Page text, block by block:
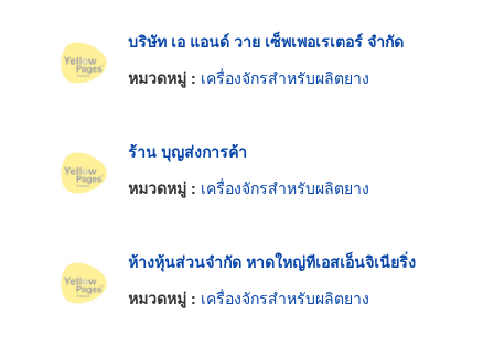
บริษัท เอ แอนด์ วาย เซ็พเพอเรเตอร์ จำกัด
หมวดหมู่ : เครื่องจักรสำหรับผลิตยาง
ร้าน บุญส่งการค้า
หมวดหมู่ : เครื่องจักรสำหรับผลิตยาง
ห้างหุ้นส่วนจำกัด หาดใหญ่ทีเอสเอ็นจิเนียริ่ง
หมวดหมู่ : เครื่องจักรสำหรับผลิตยาง